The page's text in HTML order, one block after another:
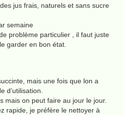
jus frais, naturels et sans sucre
semaine
problème particulier , il faut juste
garder en bon état.
mais une fois que lon a
d’utilisation.
mais on peut faire au jour le jour.
rapide, je préfère le nettoyer à